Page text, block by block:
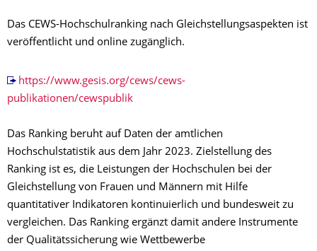
Das CEWS-Hochschulranking nach Gleichstellungsaspekten ist
veröffentlicht und online zugänglich.
https://www.gesis.org/cews/cews-
publikationen/cewspublik
Das Ranking beruht auf Daten der amtlichen
Hochschulstatistik aus dem Jahr 2023. Zielstellung des
Ranking ist es, die Leistungen der Hochschulen bei der
Gleichstellung von Frauen und Männern mit Hilfe
quantitativer Indikatoren kontinuierlich und bundesweit zu
vergleichen. Das Ranking ergänzt damit andere Instrumente
der Qualitätssicherung wie Wettbewerbe